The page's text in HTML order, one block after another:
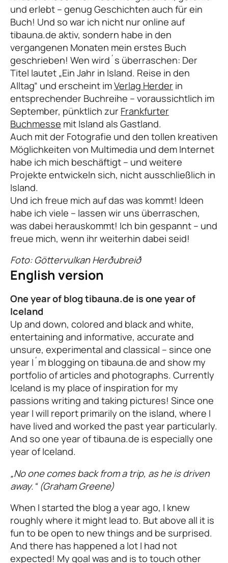
und erlebt – genug Geschichten auch für ein
Buch! Und so war ich nicht nur online auf
tibauna.de aktiv, sondern habe in den
vergangenen Monaten mein erstes Buch
geschrieben! Wen wird´s überraschen: Der
Titel lautet „Ein Jahr in Island. Reise in den
Alltag“ und erscheint imVerlag Herder in
entsprechender Buchreihe – voraussichtlich im
September, pünktlich zur Frankfurter
Buchmesse mit Island als Gastland.
Auch mit der Fotografie und den tollen kreativen
Möglichkeiten von Multimedia und dem Internet
habe ich mich beschäftigt – und weitere
Projekte entwickeln sich, nicht ausschließlich in
Island.
Und ich freue mich auf das was kommt! Ideen
habe ich viele – lassen wir uns überraschen,
was dabei herauskommt! Ich bin gespannt – und
freue mich, wenn ihr weiterhin dabei seid!
Foto: Göttervulkan Herðubreið
English version
One year of blog tibauna.de is one year of
Iceland
Up and down, colored and black and white,
entertaining and informative, accurate and
unsure, experimental and classical – since one
year I´m blogging on tibauna.de and show my
portfolio of articles and photographs. Currently
Iceland is my place of inspiration for my
passions writing and taking pictures! Since one
year I will report primarily on the island, where I
have lived and worked the past year particularly.
And so one year of tibauna.de is especially one
year of Iceland.
„No one comes back from a trip, as he is driven
away.“ (Graham Greene)
When I started the blog a year ago, I knew
roughly where it might lead to. But above all it is
fun to be open to new things and be surprised.
And there has happened a lot I had not
expected! My goal was and is to touch other